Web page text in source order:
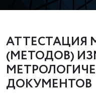
АТТЕСТАЦИЯ
(МЕТОДОВ)
ДОКУМЕНТОВ